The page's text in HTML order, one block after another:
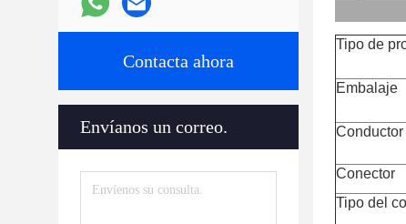
Contacta ahora
Envíanos un correo.
Tipo de
Embalaje
Conductor
Conector
Tipo del